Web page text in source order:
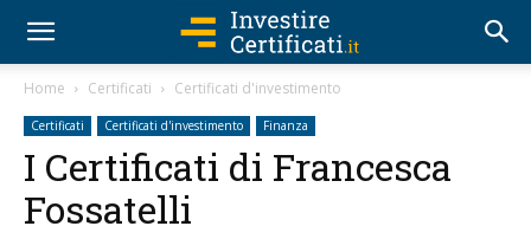
Home Certificati Certificati d'investimento
Certificati Certificati d'investimento Finanza
I Certificati di Francesca
Fossatelli